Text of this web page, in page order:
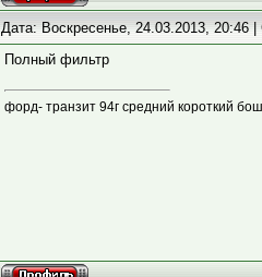
Дата: Воскресенье, 24.03.2013, 20:46
Полный фильтр
форд- транзит 94г средний короткий бош